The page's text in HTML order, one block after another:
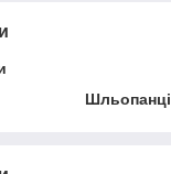
Шльопанці